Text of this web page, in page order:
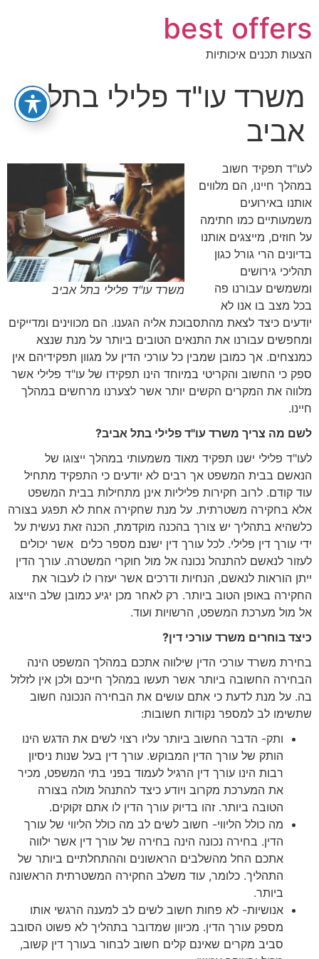
best offers
הצעות תכנים איכותיות
משרד עו"ד פלילי בתל
אביב
משרד עו"ד פלילי בתל אביב
לעו"ד תפקיד חשוב
במהלך חיינו, הם מלווים
אותנו באירועים
משמעותיים כמו חתימה
על חוזים, מייצגים אותנו
בדיונים הרי גורל כגון
תהליכי גירושים
ומשמשים עבורנו פה
בכל מצב בו אנו לא
יודעים כיצד לצאת מהתסבוכת אליה הגענו. הם מכווינים ומדייקים
ומחפשים עבורנו את התנאים הטובים ביותר על מנת שנצא
כמנצחים. אך כמובן שמבין כל עורכי הדין על מגוון תפקידיהם אין
ספק כי החשוב והקריטי במיוחד הינו תפקידו של עו"ד פלילי אשר
מלווה את המקרים הקשים יותר אשר לצערנו מרחשים במהלך
חיינו.
לשם מה צריך משרד עו"ד פלילי בתל אביב?
לעו"ד פלילי ישנו תפקיד מאוד משמעותי במהלך ייצוגו של
הנאשם בבית המשפט אך רבים לא יודעים כי התפקיד מתחיל
עוד קודם. לרוב חקירות פליליות אינן מתחילות בבית המשפט
אלא בחקירה משטרתית. על מנת שחקירה אחת לא תפגע בצורה
כלשהיא בתהליך יש צורך בהכנה מוקדמת, הכנה זאת נעשית על
ידי עורך דין פלילי. לכל עורך דין ישנם מספר כלים אשר יכולים
לעזור לנאשם להתנהל נכונה אל מול חוקרי המשטרה. עורך הדין
ייתן הוראות לנאשם, הנחיות ודרכים אשר יעזרו לו לעבור את
החקירה באופן הטוב ביותר. רק לאחר מכן יגיע כמובן שלב הייצוג
אל מול מערכת המשפט, הרשויות ועוד.
כיצד בוחרים משרד עורכי דין?
בחירת משרד עורכי הדין שילווה אתכם במהלך המשפט הינה
הבחירה החשובה ביותר אשר תעשו במהלך חייכם ולכן אין לזלזל
בה. על מנת לדעת כי אתם עושים את הבחירה הנכונה חשוב
שתשימו לב למספר נקודות חשובות:
ותק- הדבר החשוב ביותר עליו רצוי לשים את הדגש הינו
הותק של עורך הדין המבוקש. עורך דין בעל שנות ניסיון
רבות הינו עורך דין הרגיל לעמוד בפני בתי המשפט, מכיר
את המערכת מקרוב ויודע כיצד להתנהל מולה בצורה
הטובה ביותר. זהו בדיוק עורך הדין לו אתם זקוקים.
מה כולל הליווי- חשוב לשים לב מה כולל הליווי של עורך
הדין. בחירה נכונה הינה בחירה של עורך דין אשר ילווה
אתכם החל מהשלבים הראשונים וההתחלתיים ביותר של
התהליך. כלומר, עוד משלב החקירה המשטרתית הראשונה
ביותר.
אנושיות- לא פחות חשוב לשים לב למענה הרגשי אותו
מספק עורך הדין. מכיוון שמדובר בתהליך לא פשוט הסובב
סביב מקרים שאינם קלים חשוב לבחור בעורך דין קשוב,